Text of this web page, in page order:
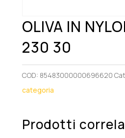
OLIVA IN
230 30
COD: 85483000000696620
categoria
Prodotti